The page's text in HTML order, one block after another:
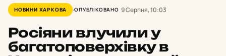
НОВИНИ ХАРКОВА ОПУБЛІКОВАНО 9 Серпня, 10:03
Росіяни влучили у
багатоповерхівку в